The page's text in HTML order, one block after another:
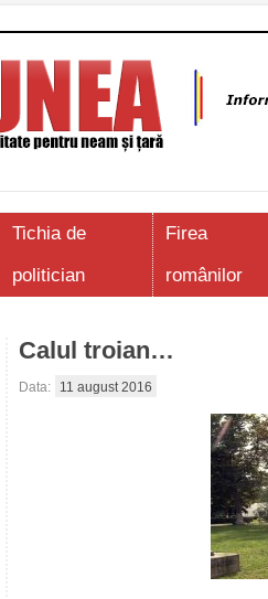
Tichia de
politician
Firea
românilor
Calul troian…
Data: 11 august 2016